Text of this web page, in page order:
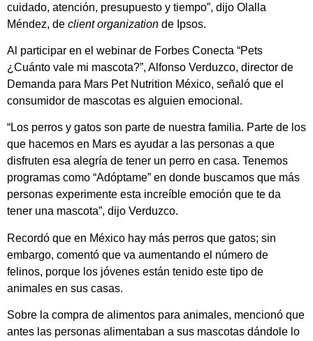
cuidado, atención, presupuesto y tiempo”, dijo Olalla
Méndez, de client organization de Ipsos.
Al participar en el webinar de Forbes Conecta “Pets
¿Cuánto vale mi mascota?”, Alfonso Verduzco, director de
Demanda para Mars Pet Nutrition México, señaló que el
consumidor de mascotas es alguien emocional.
“Los perros y gatos son parte de nuestra familia. Parte de los
que hacemos en Mars es ayudar a las personas a que
disfruten esa alegría de tener un perro en casa. Tenemos
programas como “Adóptame” en donde buscamos que más
personas experimente esta increíble emoción que te da
tener una mascota”, dijo Verduzco.
Recordó que en México hay más perros que gatos; sin
embargo, comentó que va aumentando el número de
felinos, porque los jóvenes están tenido este tipo de
animales en sus casas.
Sobre la compra de alimentos para animales, mencionó que
antes las personas alimentaban a sus mascotas dándole lo